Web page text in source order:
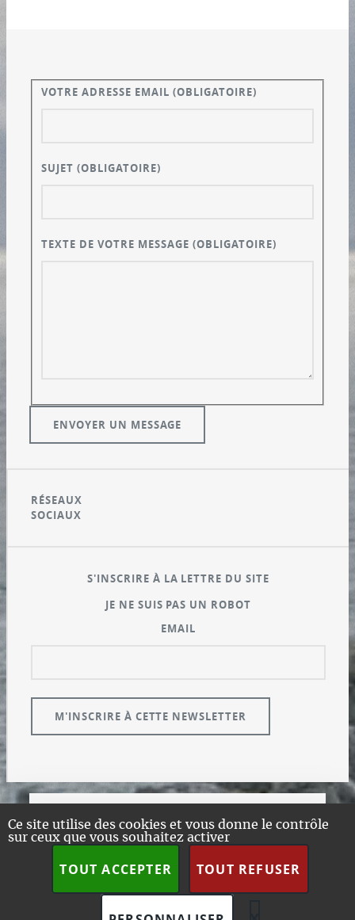
Ce site utilise des cookies et vous donne le contrôle
sur ceux que vous souhaitez activer
TOUT ACCEPTER TOUT REFUSER
VOTRE ADRESSE EMAIL(OBLIGATOIRE)
SUJET(OBLIGATOIRE)
TEXTE DE VOTRE MESSAGE(OBLIGATOIRE)
RÉSEAUX
SOCIAUX
S'INSCRIRE À LA LETTRE DU SITE
JE NE SUIS PAS UN ROBOT
EMAIL
© GUALENI.COM
A PROPOS
PLAN DU SITE